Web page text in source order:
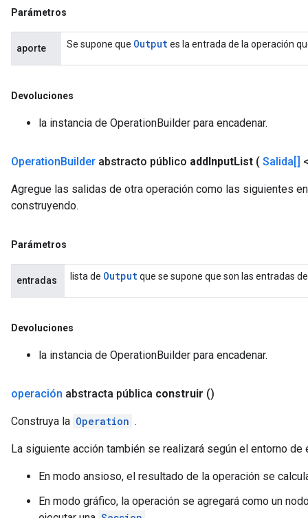
Parámetros
aporte Se supone que Outputes la entrada de la operación
Devoluciones
la instancia de OperationBuilder para encadenar.
OperationBuilder abstracto público addInputList ( Salida[]
Agregue las salidas de otra operación como las siguientes
construyendo.
Parámetros
entradas lista de Outputque se supone que son las entradas
Devoluciones
la instancia de OperationBuilder para encadenar.
operación abstracta pública construir ()
Construya la Operation .
La siguiente acción también se realizará según el entorno de
En modo ansioso, el resultado de la operación se
En modo gráfico, la operación se agregará como un